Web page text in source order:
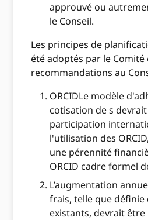
approuvé ou
le Conseil.
Les principes de
été adoptés par le
recommandations au
ORCIDLe modèle
cotisation de s
participation
l'utilisation des
une pérennité
ORCID cadre formel
L’augmentation
frais, telle que définie
existants, devrait